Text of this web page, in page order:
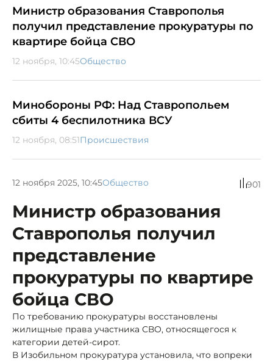
Министр образования Ставрополья
получил представление прокуратуры по
квартире бойца СВО
12 ноября, 10:45Общество
Минобороны РФ: Над Ставропольем
сбиты 4 беспилотника ВСУ
12 ноября, 08:51Происшествия
12 ноября 2025, 10:45Общество 901
Министр образования
Ставрополья получил
представление
прокуратуры по квартире
бойца СВО
По требованию прокуратуры восстановлены
жилищные права участника СВО, относящегося к
категории детей-сирот.
В Изобильном прокуратура установила, что вопреки